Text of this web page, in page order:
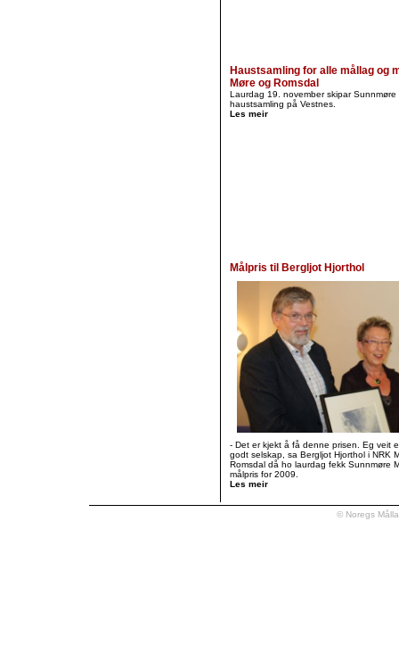
Haustsamling for alle mållag og
Møre og Romsdal
Laurdag 19. november skipar Sunnmøre
haustsamling på Vestnes.
Les meir
Målpris til Bergljot Hjorthol
- Det er kjekt å få denne prisen. Eg veit
godt selskap, sa Bergljot Hjorthol i NRK
Romsdal då ho laurdag fekk Sunnmøre
målpris for 2009.
Les meir
© Noregs